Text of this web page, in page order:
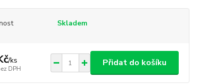
Skladem
/ks
DPH
Přidat do košíku